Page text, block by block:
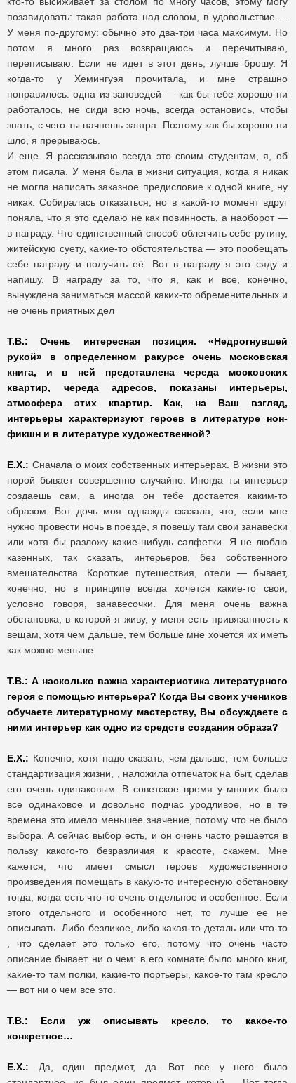
позавидовать: такая работа над словом, в удовольствие….
У меня по-другому: обычно это два-три часа максимум. Но
потом я много раз возвращаюсь и перечитываю,
переписываю. Если не идет в этот день, лучше брошу. Я
когда-то у Хемингуэя прочитала, и мне страшно
понравилось: одна из заповедей — как бы тебе хорошо ни
работалось, не сиди всю ночь, всегда остановись, чтобы
знать, с чего ты начнешь завтра. Поэтому как бы хорошо ни
шло, я прерываюсь.
И еще. Я рассказываю всегда это своим студентам, я, об
этом писала. У меня была в жизни ситуация, когда я никак
не могла написать заказное предисловие к одной книге, ну
никак. Собиралась отказаться, но в какой-то момент вдруг
поняла, что я это сделаю не как повинность, а наоборот —
в награду. Что единственный способ облегчить себе рутину,
житейскую суету, какие-то обстоятельства — это пообещать
себе награду и получить её. Вот в награду я это сяду и
напишу. В награду за то, что я, как и все, конечно,
вынуждена заниматься массой каких-то обременительных и
не очень приятных дел
Т.В.: Очень интересная позиция. «Недрогнувшей
рукой» в определенном ракурсе очень московская
книга, и в ней представлена череда московских
квартир, череда адресов, показаны интерьеры,
атмосфера этих квартир. Как, на Ваш взгляд,
интерьеры характеризуют героев в литературе нон-
фикшн и в литературе художественной?
Е.Х.: Сначала о моих собственных интерьерах. В жизни это
порой бывает совершенно случайно. Иногда ты интерьер
создаешь сам, а иногда он тебе достается каким-то
образом. Вот дочь моя однажды сказала, что, если мне
нужно провести ночь в поезде, я повешу там свои занавески
или хотя бы разложу какие-нибудь салфетки. Я не люблю
казенных, так сказать, интерьеров, без собственного
вмешательства. Короткие путешествия, отели — бывает,
конечно, но в принципе всегда хочется какие-то свои,
условно говоря, занавесочки. Для меня очень важна
обстановка, в которой я живу, у меня есть привязанность к
вещам, хотя чем дальше, тем больше мне хочется их иметь
как можно меньше.
Т.В.: А насколько важна характеристика литературного
героя с помощью интерьера? Когда Вы своих учеников
обучаете литературному мастерству, Вы обсуждаете с
ними интерьер как одно из средств создания образа?
Е.Х.: Конечно, хотя надо сказать, чем дальше, тем больше
стандартизация жизни, , наложила отпечаток на быт, сделав
его очень одинаковым. В советское время у многих было
все одинаковое и довольно подчас уродливое, но в те
времена это имело меньшее значение, потому что не было
выбора. А сейчас выбор есть, и он очень часто решается в
пользу какого-то безразличия к красоте, скажем. Мне
кажется, что имеет смысл героев художественного
произведения помещать в какую-то интересную обстановку
тогда, когда есть что-то очень отдельное и особенное. Если
этого отдельного и особенного нет, то лучше ее не
описывать. Либо безликое, либо какая-то деталь или что-то
, что сделает это только его, потому что очень часто
описание бывает ни о чем: в его комнате было много книг,
какие-то там полки, какие-то портьеры, какое-то там кресло
— вот ни о чем все это.
Т.В.: Если уж описывать кресло, то какое-то
конкретное…
Е.Х.: Да, один предмет, да. Вот все у него было